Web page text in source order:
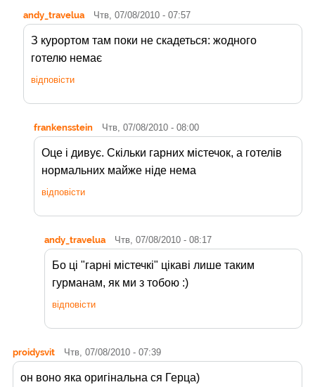
andy_travelua Чтв, 07/08/2010 - 07:57
З курортом там поки не скадеться: жодного
готелю немає
відповісти
frankensstein Чтв, 07/08/2010 - 08:00
Оце і дивує. Скільки гарних містечок, а готелів
нормальних майже ніде нема
відповісти
andy_travelua Чтв, 07/08/2010 - 08:17
Бо ці "гарні містечкі" цікаві лише таким
гурманам, як ми з тобою :)
відповісти
proidysvit Чтв, 07/08/2010 - 07:39
он воно яка оригінальна ся Герца)